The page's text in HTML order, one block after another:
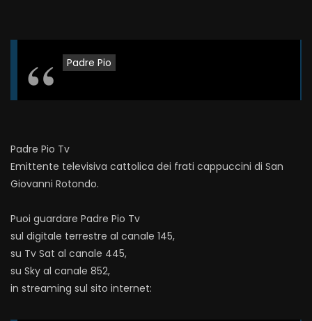
Padre Pio
Padre Pio Tv
Emittente televisiva cattolica dei frati cappuccini di San
Giovanni Rotondo.
Puoi guardare Padre Pio Tv
sul digitale terrestre al canale 145,
su Tv Sat al canale 445,
su Sky al canale 852,
in streaming sul sito internet: